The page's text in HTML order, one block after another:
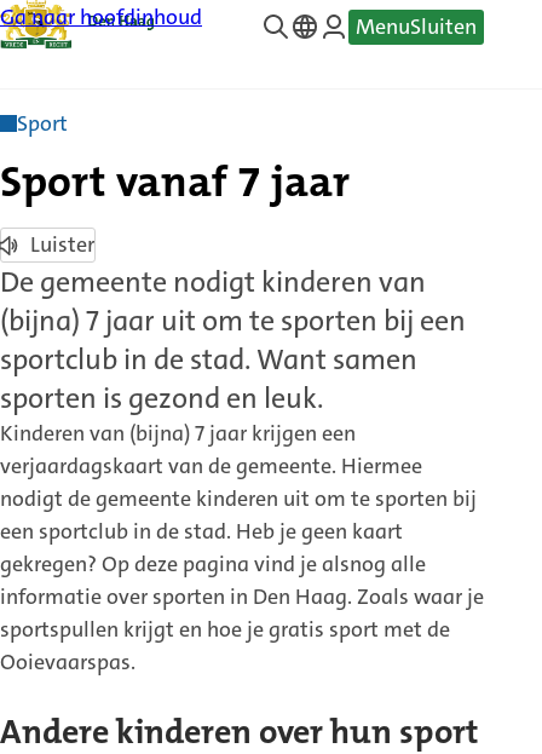
Ga naar hoofdinhoud
—
MenuSluiten
Sport
Sport vanaf 7 jaar
Luister
De gemeente nodigt kinderen van
(bijna) 7 jaar uit om te sporten bij een
sportclub in de stad. Want samen
sporten is gezond en leuk.
Kinderen van (bijna) 7 jaar krijgen een
verjaardagskaart van de gemeente. Hiermee
nodigt de gemeente kinderen uit om te sporten bij
een sportclub in de stad. Heb je geen kaart
gekregen? Op deze pagina vind je alsnog alle
informatie over sporten in Den Haag. Zoals waar je
sportspullen krijgt en hoe je gratis sport met de
Ooievaarspas.
Andere kinderen over hun sport